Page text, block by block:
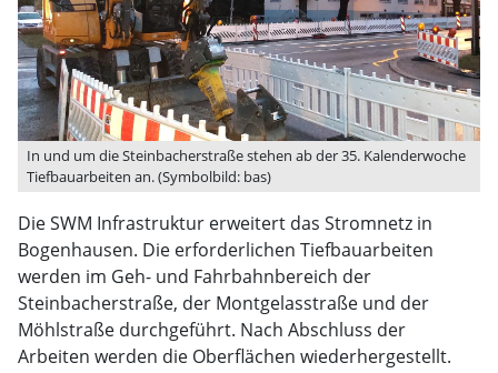
In und um die Steinbacherstraße stehen ab der 35. Kalenderwoche
Tiefbauarbeiten an. (Symbolbild: bas)
Die SWM Infrastruktur erweitert das Stromnetz in
Bogenhausen. Die erforderlichen Tiefbauarbeiten
werden im Geh- und Fahrbahnbereich der
Steinbacherstraße, der Montgelasstraße und der
Möhlstraße durchgeführt. Nach Abschluss der
Arbeiten werden die Oberflächen wiederhergestellt.